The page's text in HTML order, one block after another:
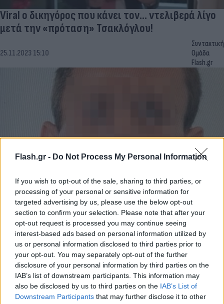
Flash.gr - Do Not Process My Personal Information
If you wish to opt-out of the sale, sharing to third parties, or
processing of your personal or sensitive information for
targeted advertising by us, please use the below opt-out
section to confirm your selection. Please note that after your
opt-out request is processed you may continue seeing
interest-based ads based on personal information utilized by
us or personal information disclosed to third parties prior to
your opt-out. You may separately opt-out of the further
disclosure of your personal information by third parties on the
IAB’s list of downstream participants. This information may
also be disclosed by us to third parties on the IAB’s List of
Downstream Participants that may further disclose it to other
Viral ο δικηγόρος που κάνει τον... ντελιβερά λίγο
μετά την «πρόταση» Τσακλόγλου!
25.11.2023 15:10
Συντακτική
Ομάδα
Flash.gr
Ο δικηγόρος του «δράκου των Εξαρχείων» μιλά
στο Flash.gr - Τι είπε στην απολογία
25.11.2023 14:53
Κακή